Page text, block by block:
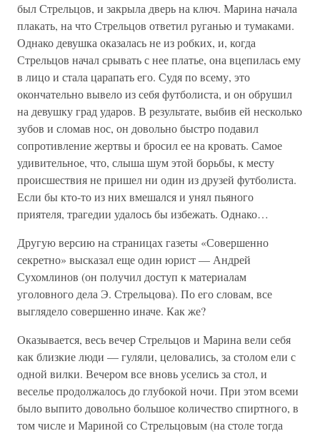
был Стрельцов, и закрыла дверь на ключ. Марина начала
плакать, на что Стрельцов ответил руганью и тумаками.
Однако девушка оказалась не из робких, и, когда
Стрельцов начал срывать с нее платье, она вцепилась ему
в лицо и стала царапать его. Судя по всему, это
окончательно вывело из себя футболиста, и он обрушил
на девушку град ударов. В результате, выбив ей несколько
зубов и сломав нос, он довольно быстро подавил
сопротивление жертвы и бросил ее на кровать. Самое
удивительное, что, слыша шум этой борьбы, к месту
происшествия не пришел ни один из друзей футболиста.
Если бы кто-то из них вмешался и унял пьяного
приятеля, трагедии удалось бы избежать. Однако…
Другую версию на страницах газеты «Совершенно
секретно» высказал еще один юрист — Андрей
Сухомлинов (он получил доступ к материалам
уголовного дела Э. Стрельцова). По его словам, все
выглядело совершенно иначе. Как же?
Оказывается, весь вечер Стрельцов и Марина вели себя
как близкие люди — гуляли, целовались, за столом ели с
одной вилки. Вечером все вновь уселись за стол, и
веселье продолжалось до глубокой ночи. При этом всеми
было выпито довольно большое количество спиртного, в
том числе и Мариной со Стрельцовым (на столе тогда